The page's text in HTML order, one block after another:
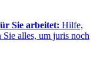
Sie arbeitet: Hilfe,
alles, um juris noch